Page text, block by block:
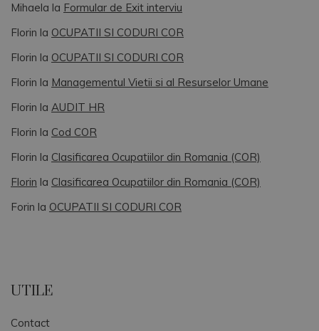
Mihaela la Formular de Exit interviu
Florin la OCUPATII SI CODURI COR
Florin la OCUPATII SI CODURI COR
Florin la Managementul Vietii si al Resurselor Umane
Florin la AUDIT HR
Florin la Cod COR
Florin la Clasificarea Ocupatiilor din Romania (COR)
Florin la Clasificarea Ocupatiilor din Romania (COR)
Forin la OCUPATII SI CODURI COR
UTILE
Contact